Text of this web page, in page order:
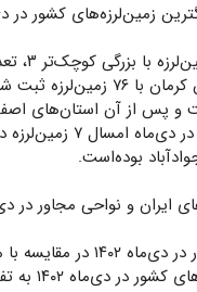
استان‌های اصفهان و خراسان‌رضوی
بوده‌است.
ایران و نواحی مجاور در
و میانگین ماهانه ۱۰ سال اخیر